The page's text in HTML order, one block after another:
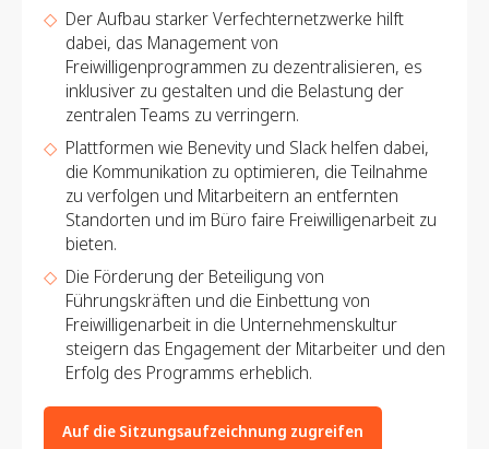
Der Aufbau starker Verfechternetzwerke hilft
dabei, das Management von
Freiwilligenprogrammen zu dezentralisieren, es
inklusiver zu gestalten und die Belastung der
zentralen Teams zu verringern.
Plattformen wie Benevity und Slack helfen dabei,
die Kommunikation zu optimieren, die Teilnahme
zu verfolgen und Mitarbeitern an entfernten
Standorten und im Büro faire Freiwilligenarbeit zu
bieten.
Die Förderung der Beteiligung von
Führungskräften und die Einbettung von
Freiwilligenarbeit in die Unternehmenskultur
steigern das Engagement der Mitarbeiter und den
Erfolg des Programms erheblich.
Auf die Sitzungsaufzeichnung zugreifen